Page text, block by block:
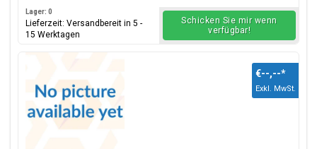
Lager: 0
Lieferzeit: Versandbereit in 5 -
15 Werktagen
Schicken Sie mir wenn
verfügbar!
€--,--*
Exkl. MwSt.